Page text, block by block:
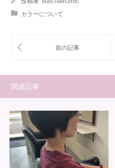
カラーについて
関連記事